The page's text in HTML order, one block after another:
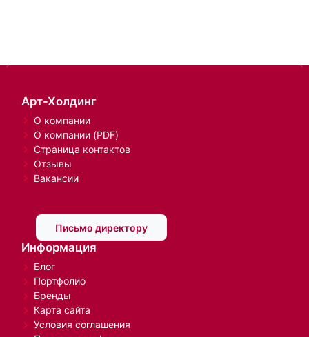
Арт-Холдинг
О компании
О компании (PDF)
Страница контактов
Отзывы
Вакансии
Письмо директору
Информация
Блог
Портфолио
Бренды
Карта сайта
Условия соглашения